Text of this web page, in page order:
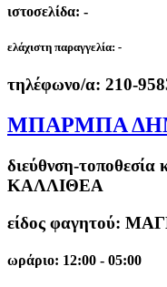
ιστοσελίδα: -
ελάχιστη παραγγελία: -
τηλέφωνο/α: 210-
ΜΠΑΡΜΠΑ
διεύθνση-τοποθεσία
ΚΑΛΛΙΘΕΑ
είδος φαγητού:
ωράριο: 12:00 - 05:00